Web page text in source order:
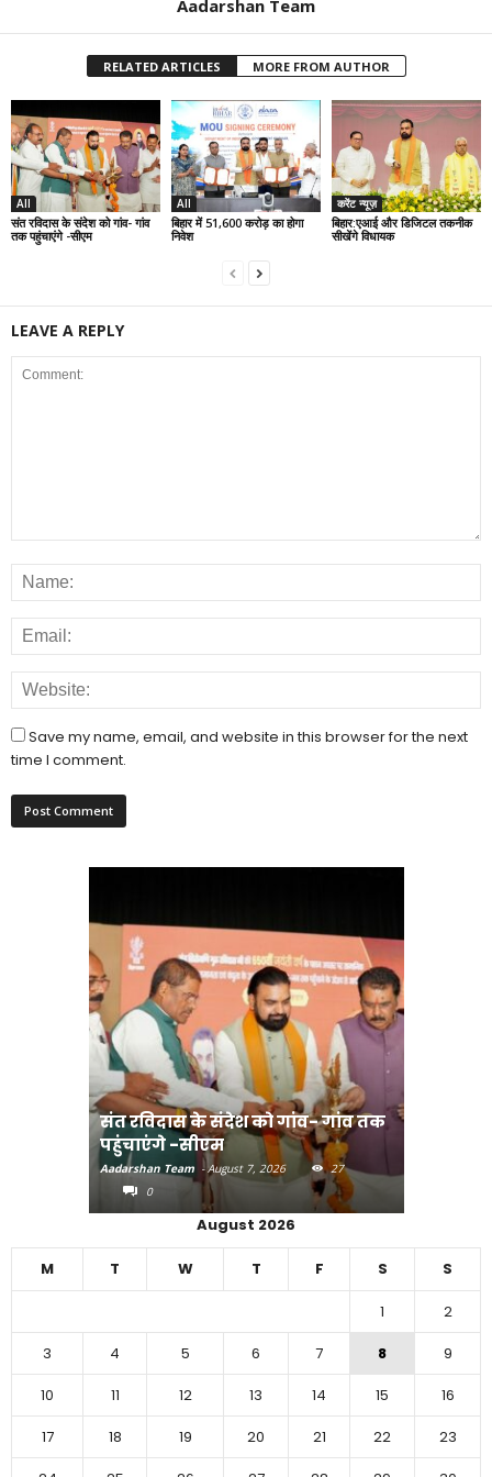
Aadarshan Team
RELATED ARTICLES MORE FROM AUTHOR
All
संत रविदास के संदेश को गांव- गांव
तक पहुंचाएंगे -सीएम
All
बिहार में 51,600 करोड़ का होगा
निवेश
करेंट न्यूज़
बिहार:एआई और डिजिटल तकनीक
सीखेंगे विधायक
LEAVE A REPLY
Save my name, email, and website in this browser for the next
time I comment.
संत रविदास के संदेश को गांव- गांव तक
पहुंचाएंगे -सीएम
Aadarshan Team - August 7, 2026
27
0
August 2026
M T W T F S S
1
2
3
4 5 6 7 8
9
10
11 12 13 14 15
16
17
18 19 20 21 22
23